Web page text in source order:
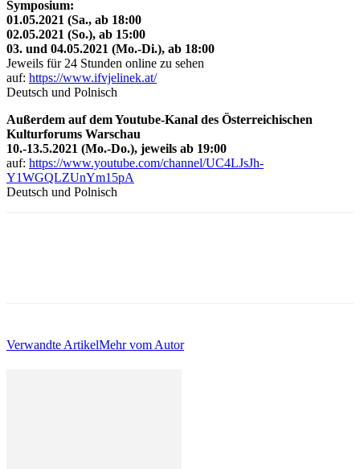
Symposium:
01.05.2021 (Sa., ab 18:00
02.05.2021 (So.), ab 15:00
03. und 04.05.2021 (Mo.-Di.), ab 18:00
Jeweils für 24 Stunden online zu sehen
auf: https://www.ifvjelinek.at/
Deutsch und Polnisch
Außerdem auf dem Youtube-Kanal des Österreichischen
Kulturforums Warschau
10.-13.5.2021 (Mo.-Do.), jeweils ab 19:00
auf: https://www.youtube.com/channel/UC4LJsJh-
Y1WGQLZUnYm15pA
Deutsch und Polnisch
Verwandte ArtikelMehr vom Autor